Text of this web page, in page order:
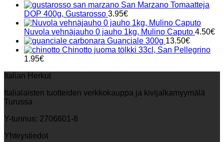
San Marzano Tomaatteja
DOP 400g, Gustarosso 3.95€
Nuvola vehnäjauho 0 jauho 1kg, Mulino Caputo 4.50€
Guanciale 300g 13.50€
Chinotto juoma tölkki 33cl, San Pellegrino
1.95€
Italian Herkut
Italialaisten tuotteiden verkkokauppa ja kivijalkamyymälä
Turussa
Y-tunnus: 2706601-8
Yhteystiedot